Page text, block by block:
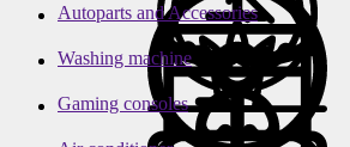
Autoparts and Accessories
Washing machine
Gaming consoles